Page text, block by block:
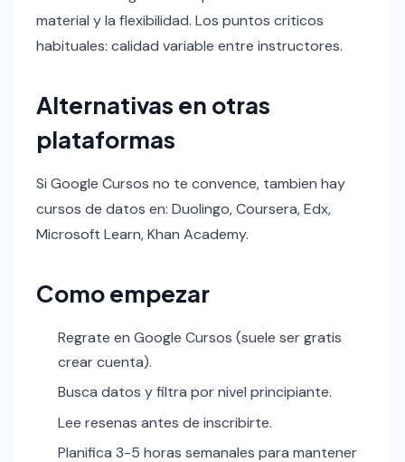
material y la flexibilidad. Los puntos criticos
habituales: calidad variable entre instructores.
Alternativas en otras
plataformas
Si Google Cursos no te convence, tambien hay
cursos de datos en: Duolingo, Coursera, Edx,
Microsoft Learn, Khan Academy.
Como empezar
Regrate en Google Cursos (suele ser gratis
crear cuenta).
Busca datos y filtra por nivel principiante.
Lee resenas antes de inscribirte.
Planifica 3-5 horas semanales para mantener